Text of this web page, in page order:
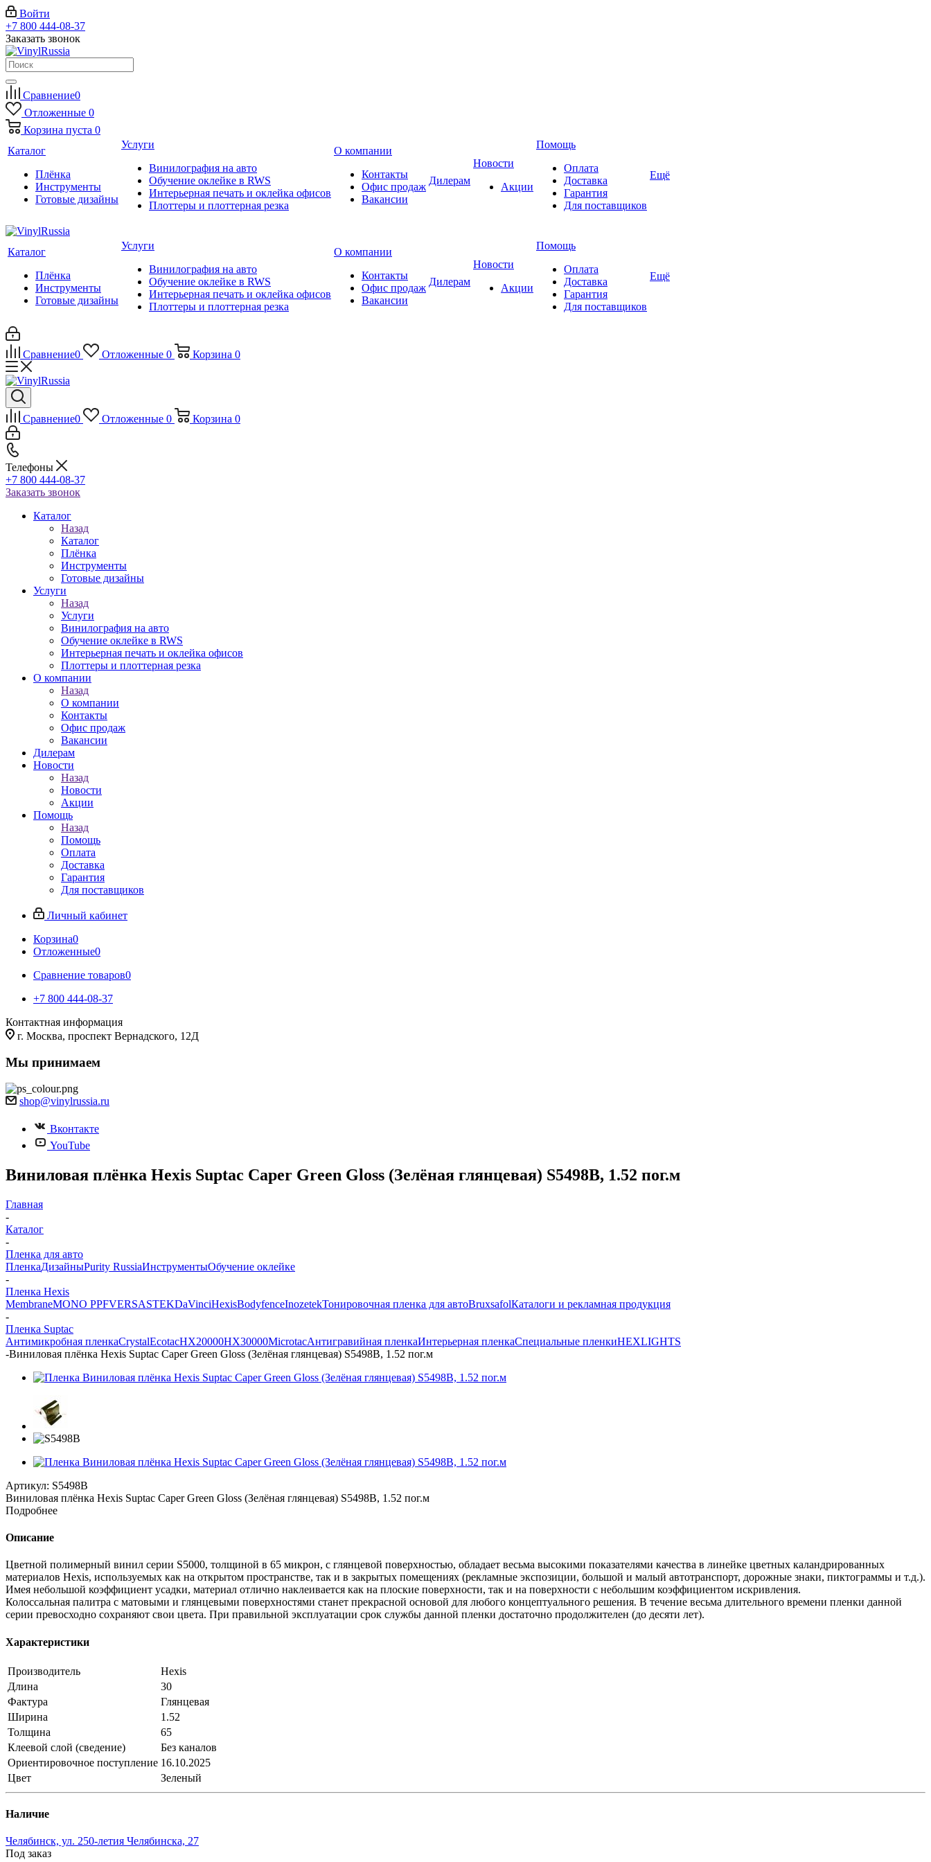
Войти
+7 800 444-08-37
Заказать звонок
Сравнение0
Отложенные 0
Корзина пуста 0
Каталог
Плёнка
Инструменты
Готовые дизайны
Услуги
Винилография на авто
Обучение оклейке в RWS
Интерьерная печать и оклейка офисов
Плоттеры и плоттерная резка
О компании
Контакты
Офис продаж
Вакансии
Дилерам
Новости
Акции
Помощь
Оплата
Доставка
Гарантия
Для поставщиков
Ещё
Каталог
Плёнка
Инструменты
Готовые дизайны
Услуги
Винилография на авто
Обучение оклейке в RWS
Интерьерная печать и оклейка офисов
Плоттеры и плоттерная резка
О компании
Контакты
Офис продаж
Вакансии
Дилерам
Новости
Акции
Помощь
Оплата
Доставка
Гарантия
Для поставщиков
Ещё
Сравнение0 Отложенные 0 Корзина 0
Сравнение0 Отложенные 0 Корзина 0
Телефоны
+7 800 444-08-37
Заказать звонок
Каталог
Назад
Каталог
Плёнка
Инструменты
Готовые дизайны
Услуги
Назад
Услуги
Винилография на авто
Обучение оклейке в RWS
Интерьерная печать и оклейка офисов
Плоттеры и плоттерная резка
О компании
Назад
О компании
Контакты
Офис продаж
Вакансии
Дилерам
Новости
Назад
Новости
Акции
Помощь
Назад
Помощь
Оплата
Доставка
Гарантия
Для поставщиков
Личный кабинет
Корзина0
Отложенные0
Сравнение товаров0
+7 800 444-08-37
Контактная информация
г. Москва, проспект Вернадского, 12Д
Мы принимаем
shop@vinylrussia.ru
Вконтакте
YouTube
Виниловая плёнка Hexis Suptac Caper Green Gloss (Зелёная глянцевая) S5498B, 1.52 пог.м
Главная
-
Каталог
-
Пленка для авто
ПленкаДизайныPurity RussiaИнструментыОбучение оклейке
-
Пленка Hexis
MembraneMONO PPFVERSASTEKDaVinciHexisBodyfenceInozetekТонировочная пленка для автоBruxsafolКаталоги и рекламная продукция
-
Пленка Suptac
Антимикробная пленкаCrystalEcotacHX20000HX30000MicrotacАнтигравийная пленкаИнтерьерная пленкаСпециальные пленкиHEXLIGHTS
-Виниловая плёнка Hexis Suptac Caper Green Gloss (Зелёная глянцевая) S5498B, 1.52 пог.м
Артикул: S5498B
Виниловая плёнка Hexis Suptac Caper Green Gloss (Зелёная глянцевая) S5498B, 1.52 пог.м
Подробнее
Описание
Цветной полимерный винил серии S5000, толщиной в 65 микрон, с глянцевой поверхностью, обладает весьма высокими показателями качества в линейке цветных каландрированных
материалов Hexis, используемых как на открытом пространстве, так и в закрытых помещениях (рекламные экспозиции, большой и малый автотранспорт, дорожные знаки, пиктограммы и т.д.).
Имея небольшой коэффициент усадки, материал отлично наклеивается как на плоские поверхности, так и на поверхности с небольшим коэффициентом искривления.
Колоссальная палитра с матовыми и глянцевыми поверхностями станет прекрасной основой для любого концептуального решения. В течение весьма длительного времени пленки данной
серии превосходно сохраняют свои цвета. При правильной эксплуатации срок службы данной пленки достаточно продолжителен (до десяти лет).
Характеристики
Производитель
Hexis
Длина
30
Фактура
Глянцевая
Ширина
1.52
Толщина
65
Клеевой слой (сведение)
Без каналов
Ориентировочное поступление 16.10.2025
Цвет
Зеленый
Наличие
Челябинск, ул. 250-летия Челябинска, 27
Под заказ